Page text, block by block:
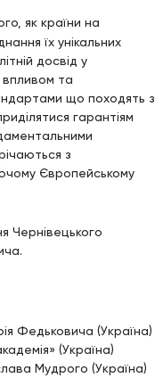
як країни на
їх унікальних
досвід у
та
що походять з
гарантіям
з
Європейському
Чернівецького
Федьковича (Україна)
(Україна)
Мудрого (Україна)